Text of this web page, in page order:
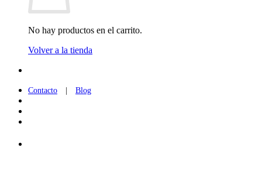
No hay productos en el carrito.
Volver a la tienda
Contacto Blog